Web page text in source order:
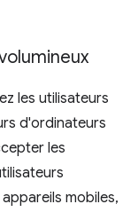
les utilisateurs
d'ordinateurs
les
mobiles,